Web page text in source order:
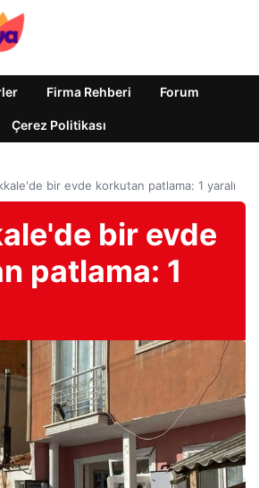
Firma Rehberi Forum
Çerez Politikası
bir evde korkutan patlama: 1 yaralı
bir evde
patlama: 1